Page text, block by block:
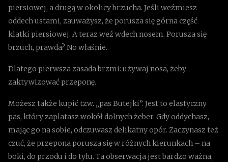
piersiowej, a drugą w okolicy brzucha. Jeśli weźmiesz
oddech ustami, zauważysz, że porusza się górna część
klatki piersiowej. A teraz weź wdech nosem. Porusza się
brzuch, prawda? No właśnie.
Dlatego pierwsza zasada brzmi: używaj nosa, żeby
zaktywizować przeponę.
Możesz także kupić tzw. „pas Butejki”. Jest to elastyczny
pas, który zaplatasz wokół dolnych żeber. Gdy oddychasz,
mając go na sobie, odczuwasz delikatny opór. Zaczynasz też
czuć, że przepona porusza się w różnych kierunkach – na
boki, do przodu i do tyłu. Ta obserwacja jest bardzo ważna,